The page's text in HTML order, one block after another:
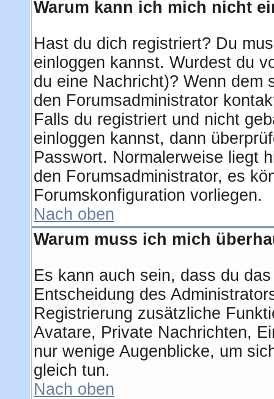
Warum kann ich mich nicht
Hast du dich registriert? Du
einloggen kannst. Wurdest du
du eine Nachricht)? Wenn dem
den Forumsadministrator
Falls du registriert und nicht
einloggen kannst, dann
Passwort. Normalerweise liegt
den Forumsadministrator, es
Forumskonfiguration vorliegen.
Nach oben
Warum muss ich mich
Es kann auch sein, dass du
Entscheidung des
Registrierung zusätzliche
Avatare, Private Nachrichten,
nur wenige Augenblicke, um
gleich tun.
Nach oben